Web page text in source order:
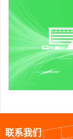
联系我们